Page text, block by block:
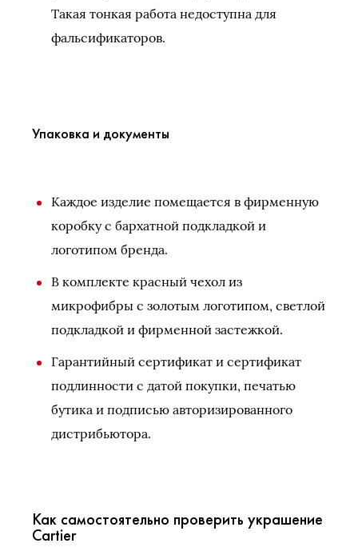
Такая тонкая работа недоступна для
фальсификаторов.
Упаковка и документы
Каждое изделие помещается в фирменную
коробку с бархатной подкладкой и
логотипом бренда.
В комплекте красный чехол из
микрофибры с золотым логотипом, светлой
подкладкой и фирменной застежкой.
Гарантийный сертификат и сертификат
подлинности с датой покупки, печатью
бутика и подписью авторизированного
дистрибьютора.
Как самостоятельно проверить украшение
Cartier